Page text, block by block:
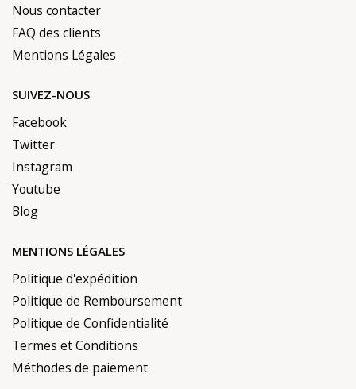
Nous contacter
FAQ des clients
Mentions Légales
SUIVEZ-NOUS
Facebook
Twitter
Instagram
Youtube
Blog
MENTIONS LÉGALES
Politique d'expédition
Politique de Remboursement
Politique de Confidentialité
Termes et Conditions
Méthodes de paiement